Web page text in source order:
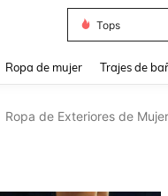
Vestidos
Ropa de mujer Trajes de
Ropa de Exteriores de Mujer